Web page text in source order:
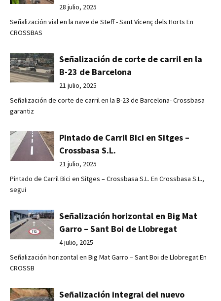
28 julio, 2025
Señalización vial en la nave de Steff - Sant Vicenç dels Horts En
CROSSBAS
Señalización de corte de carril en la
B-23 de Barcelona
21 julio, 2025
Señalización de corte de carril en la B-23 de Barcelona- Crossbasa
garantiz
Pintado de Carril Bici en Sitges –
Crossbasa S.L.
21 julio, 2025
Pintado de Carril Bici en Sitges – Crossbasa S.L. En Crossbasa S.L.,
segui
Señalización horizontal en Big Mat
Garro – Sant Boi de Llobregat
4 julio, 2025
Señalización horizontal en Big Mat Garro – Sant Boi de Llobregat En
CROSSB
Señalización integral del nuevo